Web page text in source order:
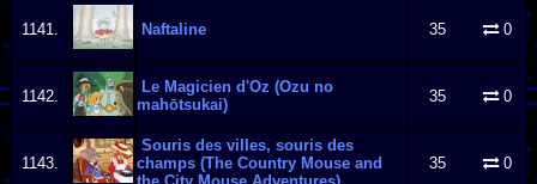
1141. Naftaline 35 0
1142.
Le Magicien d'Oz (Ozu no
mahōtsukai)
35 0
1143.
Souris des villes, souris des
champs (The Country Mouse and
35 0